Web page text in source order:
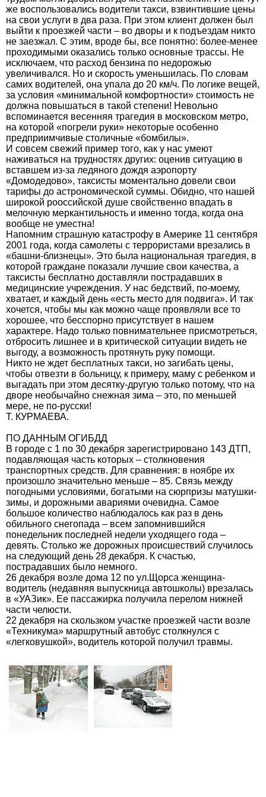
же воспользовались водители такси, взвинтившие цены
на свои услуги в два раза. При этом клиент должен был
выйти к проезжей части – во дворы и к подъездам никто
не заезжал. С этим, вроде бы, все понятно: более-менее
проходимыми оказались только основные трассы. Не
исключаем, что расход бензина по недорожью
увеличивался. Но и скорость уменьшилась. По словам
самих водителей, она упала до 20 км/ч. По логике вещей,
за условия «минимальной комфортности» стоимость не
должна повышаться в такой степени! Невольно
вспоминается весенняя трагедия в московском метро,
на которой «погрели руки» некоторые особенно
предприимчивые столичные «бомбилы».
И совсем свежий пример того, как у нас умеют
наживаться на трудностях других: оценив ситуацию в
вставшем из-за ледяного дождя аэропорту
«Домодедово», таксисты моментально довели свои
тарифы до астрономической суммы. Обидно, что нашей
широкой рооссийской душе свойственно впадать в
мелочную меркантильность и именно тогда, когда она
вообще не уместна!
Напомним страшную катастрофу в Америке 11 сентября
2001 года, когда самолеты с террористами врезались в
«башни-близнецы». Это была национальная трагедия, в
которой граждане показали лучшие свои качества, а
таксисты бесплатно доставляли пострадавших в
медицинские учреждения. У нас бедствий, по-моему,
хватает, и каждый день «есть место для подвига». И так
хочется, чтобы мы как можно чаще проявляли все то
хорошее, что бесспорно присутствует в нашем
характере. Надо только повнимательнее присмотреться,
отбросить лишнее и в критической ситуации видеть не
выгоду, а возможность протянуть руку помощи.
Никто не ждет бесплатных такси, но загибать цены,
чтобы отвезти в больницу, к примеру, маму с ребенком и
выгадать при этом десятку-другую только потому, что на
дворе необычайно снежная зима – это, по меньшей
мере, не по-русски!
Т. КУРМАЕВА.
ПО ДАННЫМ ОГИБДД
В городе с 1 по 30 декабря зарегистрировано 143 ДТП,
подавляющая часть которых – столкновения
транспортных средств. Для сравнения: в ноябре их
произошло значительно меньше – 85. Связь между
погодными условиями, богатыми на сюрпризы матушки-
зимы, и дорожными авариями очевидна. Самое
большое количество наблюдалось как раз в день
обильного снегопада – всем запомнившийся
понедельник последней недели уходящего года –
девять. Столько же дорожных происшествий случилось
на следующий день 28 декабря. К счастью,
пострадавших было немного.
26 декабря возле дома 12 по ул.Щорса женщина-
водитель (недавняя выпускница автошколы) врезалась
в «УАЗик». Ее пассажирка получила перелом нижней
части челюсти.
22 декабря на скользком участке проезжей части возле
«Техникума» маршрутный автобус столкнулся с
«легковушкой», водитель которой получил травмы.